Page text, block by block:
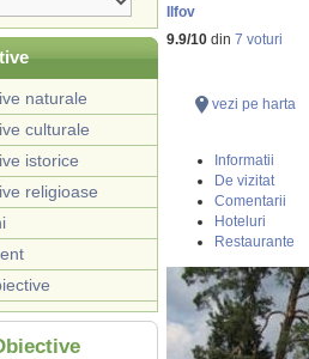
naturale
culturale
istorice
religioase
Ilfov
9.9/10din 7 voturi
vezi pe harta
Informatii
De vizitat
Comentarii
Hoteluri
Restaurante